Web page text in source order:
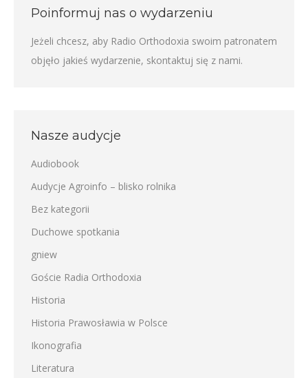
Poinformuj nas o wydarzeniu
Jeżeli chcesz, aby Radio Orthodoxia swoim patronatem
objęło jakieś wydarzenie, skontaktuj się z nami.
Nasze audycje
Audiobook
Audycje Agroinfo – blisko rolnika
Bez kategorii
Duchowe spotkania
gniew
Goście Radia Orthodoxia
Historia
Historia Prawosławia w Polsce
Ikonografia
Literatura